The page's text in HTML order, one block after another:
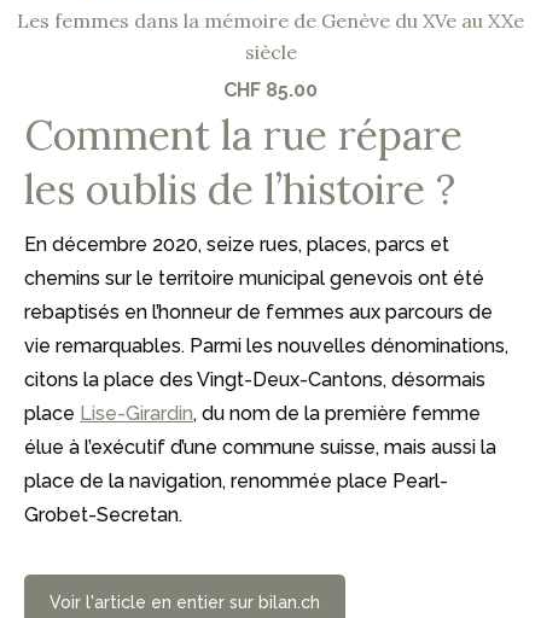
Les femmes dans la mémoire de Genève du XVe au XXe
siècle
CHF 85.00
Comment la rue répare
les oublis de l’histoire ?
En décembre 2020, seize rues, places, parcs et
chemins sur le territoire municipal genevois ont été
rebaptisés en l’honneur de femmes aux parcours de
vie remarquables. Parmi les nouvelles dénominations,
citons la place des Vingt-Deux-Cantons, désormais
place Lise-Girardin, du nom de la première femme
élue à l’exécutif d’une commune suisse, mais aussi la
place de la navigation, renommée place Pearl-
Grobet-Secretan.
Voir l'article en entier sur bilan.ch